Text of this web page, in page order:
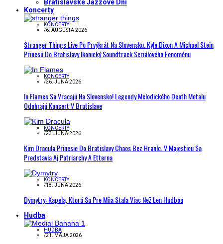
Bratislavské Jazzové Dni
Koncerty
KONCERTY
/6. AUGUSTA 2026
Stranger Things Live Po Prvýkrát Na Slovensku. Kyle Dixon A Michael Stein
Prinesú Do Bratislavy Ikonický Soundtrack Seriálového Fenoménu
KONCERTY
/26. JÚNA 2026
In Flames Sa Vracajú Na Slovensko! Legendy Melodického Death Metalu
Odohrajú Koncert V Bratislave
KONCERTY
/23. JÚNA 2026
Kim Dracula Prinesie Do Bratislavy Chaos Bez Hraníc. V Majesticu Sa
Predstavia Aj Patriarchy A Etterna
KONCERTY
/18. JÚNA 2026
Dymytry: Kapela, Ktorá Sa Pre Mňa Stala Viac Než Len Hudbou
Hudba
HUDBA
/21. MÁJA 2026